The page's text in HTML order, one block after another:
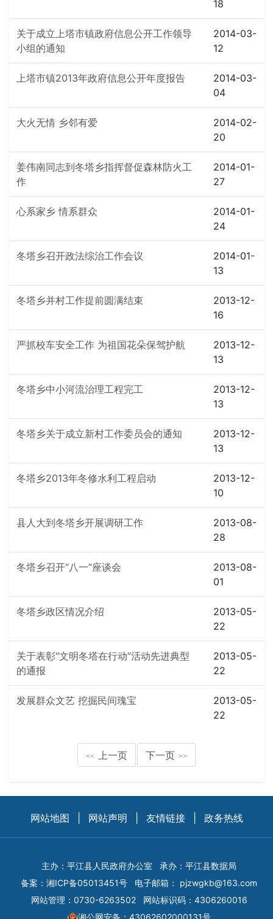
18
关于成立上塔市镇政府信息公开工作领导
小组的通知
2014-03-
12
上塔市镇2013年政府信息公开年度报告
2014-03-
04
大火无情 乡邻有爱
2014-02-
20
姜伟南同志到冬塔乡指挥督促森林防火工
作
2014-01-
27
心系家乡 情系群众
2014-01-
24
冬塔乡召开政法综治工作会议
2014-01-
13
冬塔乡并村工作提前圆满结束
2013-12-
16
严抓校车安全工作 为祖国花朵保驾护航
2013-12-
13
冬塔乡中小河流治理工程完工
2013-12-
13
冬塔乡关于成立新村工作委员会的通知
2013-12-
13
冬塔乡2013年冬修水利工程启动
2013-12-
10
县人大到冬塔乡开展调研工作
2013-08-
28
冬塔乡召开“八一”座谈会
2013-08-
01
冬塔乡政区情况介绍
2013-05-
22
关于表彰“文明冬塔在行动”活动先进典型
的通报
2013-05-
22
发展群众文艺 挖掘民间瑰宝
2013-05-
22
<< 上一页 下一页 >>
网站地图 网站声明 友情链接 政务热线
主办：平江县人民政府办公室
承办：平江县数据局
备案： 湘ICP备05013451号 电子邮箱： pjzwgkb@163.com
网站管理：0730-6263502
网站标识码：4306260016